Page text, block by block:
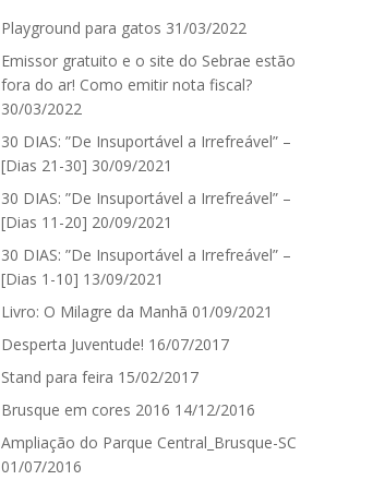
Playground para gatos 31/03/2022
Emissor gratuito e o site do Sebrae estão
fora do ar! Como emitir nota fiscal?
30/03/2022
30 DIAS: ”De Insuportável a Irrefreável” –
[Dias 21-30] 30/09/2021
30 DIAS: ”De Insuportável a Irrefreável” –
[Dias 11-20] 20/09/2021
30 DIAS: ”De Insuportável a Irrefreável” –
[Dias 1-10] 13/09/2021
Livro: O Milagre da Manhã 01/09/2021
Desperta Juventude! 16/07/2017
Stand para feira 15/02/2017
Brusque em cores 2016 14/12/2016
Ampliação do Parque Central_Brusque-SC
01/07/2016